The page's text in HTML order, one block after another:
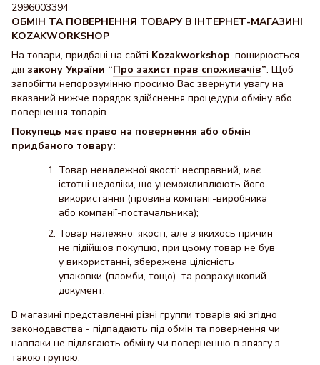
2996003394
ОБМІН ТА ПОВЕРНЕННЯ ТОВАРУ В ІНТЕРНЕТ-МАГАЗИНІ
KOZAKWORKSHOP
На товари, придбані на сайті Kozakworkshop, поширюється
дія закону України “Про захист прав споживачів”. Щоб
запобігти непорозумінню просимо Вас звернути увагу на
вказаний нижче порядок здійснення процедури обміну або
повернення товарів.
Покупець має право на повернення або обмін
придбаного товару:
Товар неналежної якості: несправний, має
істотні недоліки, що унеможливлюють його
використання (провина компанії-виробника
або компанії-постачальника);
Товар належної якості, але з якихось причин
не підійшов покупцю, при цьому товар не був
у використанні, збережена цілісність
упаковки (пломби, тощо) та розрахунковий
документ.
В магазині представленні різні группи товарів які згідно
законодавства - підпадають під обмін та повернення чи
навпаки не підлягають обміну чи поверненню в звязгу з
такою групою.